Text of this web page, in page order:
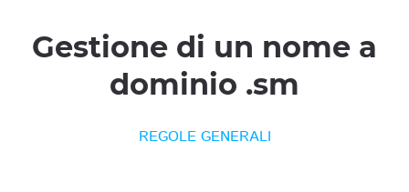
Gestione di un nome a
dominio .sm
REGOLE GENERALI